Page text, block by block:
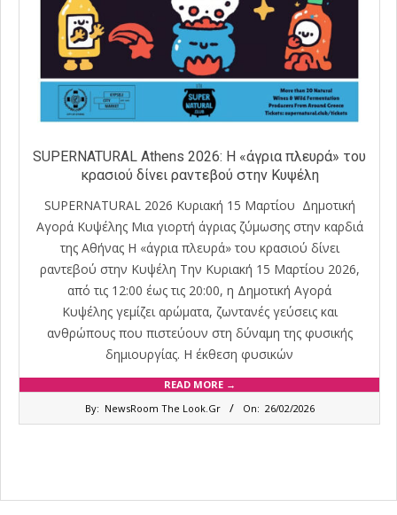
SUPERNATURAL Athens 2026: Η «άγρια πλευρά» του
κρασιού δίνει ραντεβού στην Κυψέλη
SUPERNATURAL 2026 Κυριακή 15 Μαρτίου Δημοτική
Αγορά Κυψέλης Μια γιορτή άγριας ζύμωσης στην καρδιά
της Αθήνας Η «άγρια πλευρά» του κρασιού δίνει
ραντεβού στην Κυψέλη Την Κυριακή 15 Μαρτίου 2026,
από τις 12:00 έως τις 20:00, η Δημοτική Αγορά
Κυψέλης γεμίζει αρώματα, ζωντανές γεύσεις και
ανθρώπους που πιστεύουν στη δύναμη της φυσικής
δημιουργίας. Η έκθεση φυσικών
READ MORE →
By: NewsRoom The Look.Gr On: 26/02/2026